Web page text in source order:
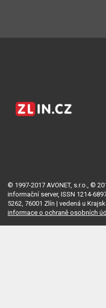
© 1997-2017 AVONET, s.r.o., ©
informační server, ISSN 1214-
5262, 76001 Zlín | vedená u
informace o ochraně osobních